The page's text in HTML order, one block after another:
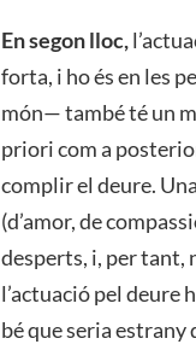
En segon lloc,
forta, i ho és en les
món— també té un
priori com a
complir el deure.
(d’amor, de
desperts, i, per tant,
l’actuació pel deure
bé que seria